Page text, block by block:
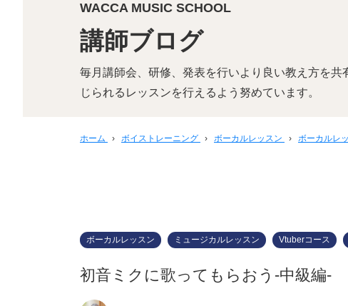
WACCA MUSIC SCHOOL
講師ブログ
毎月講師会、研修、発表を行いより良い教え方を共
じられるレッスンを行えるよう努めています。
ホーム › ボイストレーニング › ボーカルレッスン › ボーカルレ
ボーカルレッスン ミュージカルレッスン Vtuberコース
初音ミクに歌ってもらおう-中級編-